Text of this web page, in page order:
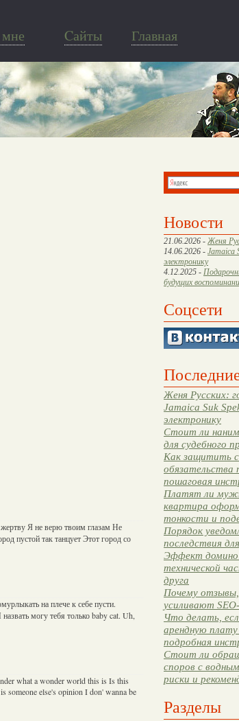
Cайты Главная
Новости
21.06.2026 - Женя
14.06.2026 - Jamaica
электронику
4.12.2025 -
будущих
Соцсети
Женя Русских:
Jamaica Suk
электронику
Стоит ли
для судебного
Как защитить
обязательства
пошаговая
Платят ли
квартира
тонкости и
Порядок
последствия
Эффект
технической
друга
Почему отзывы,
усиливают
Что делать,
арендную плату
подробная
Стоит ли
споров с
риски и
Разделы
Я не верю твоим глазам Не
пустой так танцует Этот город со
на плече к себе пусти.
могу тебя только baby cat. Uh,
what a wonder world this is Is this
someone else's opinion I don' wanna be